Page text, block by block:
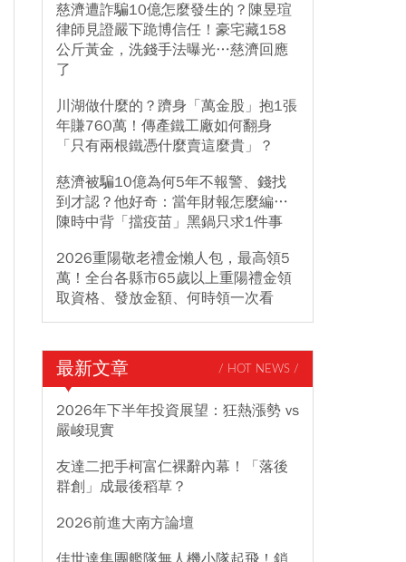
慈濟遭詐騙10億怎麼發生的？陳昱瑄
律師見證嚴下跪博信任！豪宅藏158
公斤黃金，洗錢手法曝光…慈濟回應
了
川湖做什麼的？躋身「萬金股」抱1張
年賺760萬！傳產鐵工廠如何翻身
「只有兩根鐵憑什麼賣這麼貴」？
慈濟被騙10億為何5年不報警、錢找
到才認？他好奇：當年財報怎麼編…
陳時中背「擋疫苗」黑鍋只求1件事
2026重陽敬老禮金懶人包，最高領5
萬！全台各縣市65歲以上重陽禮金領
取資格、發放金額、何時領一次看
最新文章 / HOT NEWS /
2026年下半年投資展望：狂熱漲勢 vs
嚴峻現實
友達二把手柯富仁裸辭內幕！「落後
群創」成最後稻草？
2026前進大南方論壇